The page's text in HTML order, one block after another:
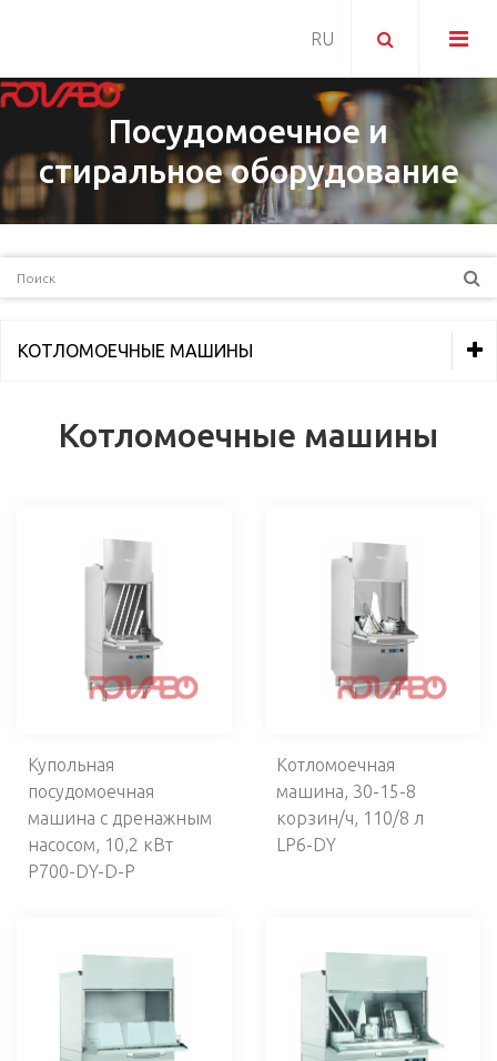
Посудомоечное и
стиральное оборудование
КОТЛОМОЕЧНЫЕ МАШИНЫ
ХОЛОДИЛЬНОЕ ОБОРУДОВАНИЕ
ВЕНТИЛЯЦИЯ
ОБОРУДОВАНИЕ ДЛЯ КАФЕ
ЭЛЕКТРОМЕХАНИЧЕСКОЕ ОБОРУДОВАНИЕ
ПОСУДОМОЕЧНОЕ И СТИРАЛЬНОЕ ОБОРУДОВАНИЕ
Котломоечные машины
Гранульные котломоечные машины
Стаканомоечные машины
Посудомоечные машины
Машины для мойки подносов
Раковины для мытья рук
Мусорные баки
Аппараты для чистки обуви
Котломоечные машины
Купольная
посудомоечная
машина с дренажным
насосом, 10,2 кВт
P700-DY-D-P
Котломоечная
машина, 30-15-8
корзин/ч, 110/8 л
LP6-DY